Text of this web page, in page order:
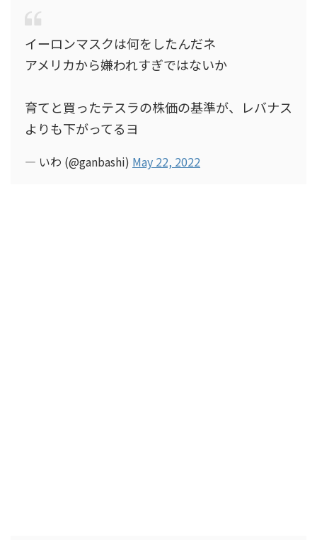
イーロンマスクは何をしたんだネ
アメリカから嫌われすぎではないか
育てと買ったテスラの株価の基準が、レバナス
よりも下がってるヨ
— いわ (@ganbashi) May 22, 2022